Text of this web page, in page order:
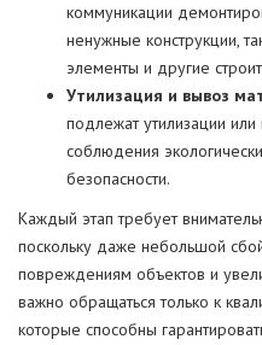
коммуникации
ненужные конструкции,
элементы и другие
Утилизация и вывоз
подлежат утилизации
соблюдения
безопасности.
Каждый этап требует
поскольку даже небольшой
повреждениям объектов и
важно обращаться только к
которые способны